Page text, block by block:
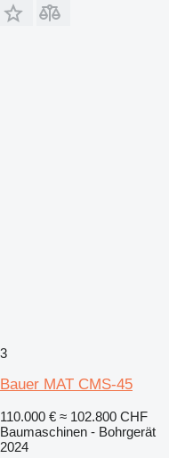
3
Bauer MAT CMS-45
110.000 € ≈ 102.800 CHF
Baumaschinen - Bohrgerät
2024